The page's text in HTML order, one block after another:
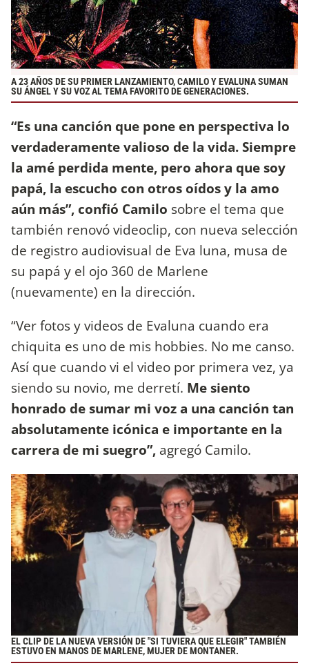
A 23 AÑOS DE SU PRIMER LANZAMIENTO, CAMILO Y EVALUNA SUMAN
SU ÁNGEL Y SU VOZ AL TEMA FAVORITO DE GENERACIONES.
“Es una canción que pone en perspectiva lo
verdaderamente valioso de la vida. Siempre
la amé perdida mente, pero ahora que soy
papá, la escucho con otros oídos y la amo
aún más”, confió Camilo sobre el tema que
también renovó videoclip, con nueva selección
de registro audiovisual de Eva luna, musa de
su papá y el ojo 360 de Marlene
(nuevamente) en la dirección.
“Ver fotos y videos de Evaluna cuando era
chiquita es uno de mis hobbies. No me canso.
Así que cuando vi el video por primera vez, ya
siendo su novio, me derretí. Me siento
honrado de sumar mi voz a una canción tan
absolutamente icónica e importante en la
carrera de mi suegro”, agregó Camilo.
EL CLIP DE LA NUEVA VERSIÓN DE "SI TUVIERA QUE ELEGIR" TAMBIÉN
ESTUVO EN MANOS DE MARLENE, MUJER DE MONTANER.